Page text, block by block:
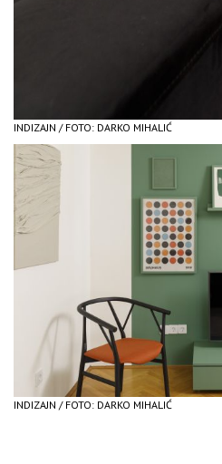
INDIZAJN / FOTO: DARKO MIHALIĆ
INDIZAJN / FOTO: DARKO MIHALIĆ